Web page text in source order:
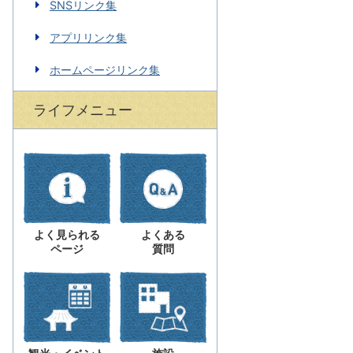
SNSリンク集
アプリリンク集
ホームページリンク集
ライフメニュー
よく見られる
ページ
よくある
質問